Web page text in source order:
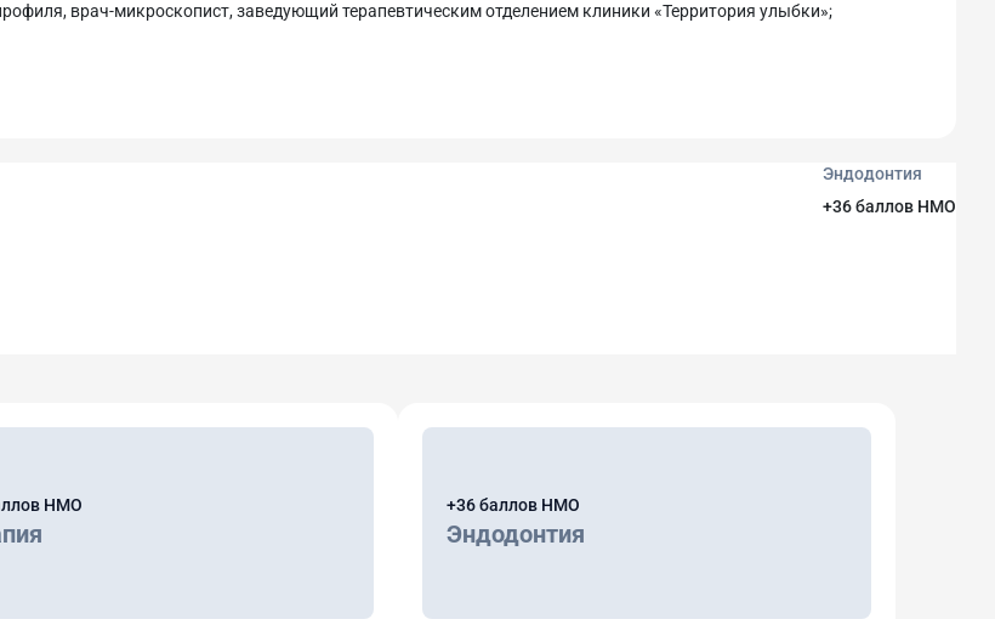
врач-микроскопист, заведующий терапевтическим отделением клиники «Территория улыбки»;
Эндодонтия
+36 баллов НМО
НМО +36 баллов НМО
Эндодонтия